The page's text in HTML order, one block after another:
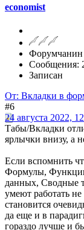
economist
Форумчанин
Сообщения:
Записан
От: Вкладки в
#6
24 августа 2022,
Табы/Вкладки
ярлычки внизу, а
Если вспомнить
Формулы,
данных, Сводные
умеют работать
становится
да еще и в
гораздо лучше и